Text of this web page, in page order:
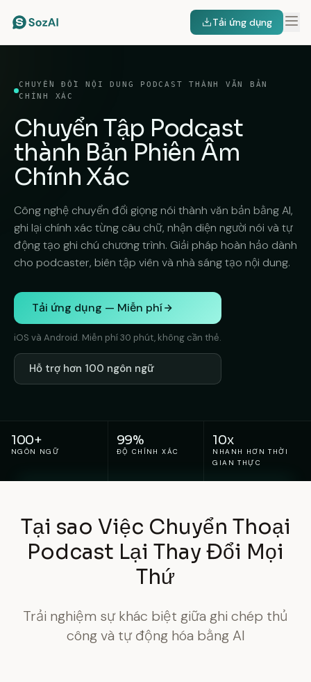
Tải ứng dụng
CHUYỂN ĐỔI NỘI DUNG PODCAST THÀNH VĂN BẢN
CHÍNH XÁC
ChuyểnTập Podcast
thành Bản Phiên Âm
Chính Xác
Công nghệ chuyển đổi giọng nói thành văn bản bằng AI,
ghi lại chính xác từng câu chữ, nhận diện người nói và tự
động tạo ghi chú chương trình. Giải pháp hoàn hảo dành
cho podcaster, biên tập viên và nhà sáng tạo nội dung.
Tải ứng dụng — Miễn phí
iOS và Android. Miễn phí 30 phút, không cần thẻ.
Hỗ trợ hơn 100 ngôn ngữ
100+
NGÔN NGỮ
99%
ĐỘ CHÍNH XÁC
10x
NHANH HƠN THỜI
GIAN THỰC
Tại sao Việc Chuyển Thoại
Podcast Lại Thay Đổi Mọi
Thứ
Trải nghiệm sự khác biệt giữa ghi chép thủ
công và tự động hóa bằng AI